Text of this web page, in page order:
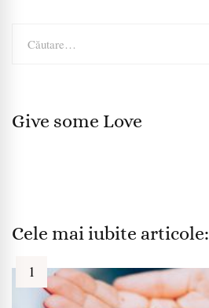
după:
Give some Love
Cele mai iubite articole: